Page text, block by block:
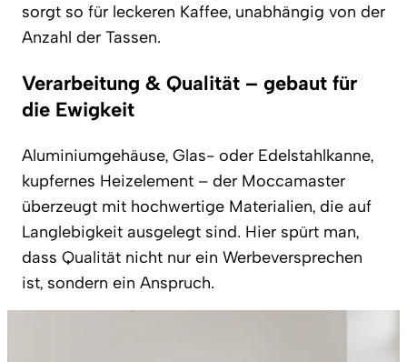
sorgt so für leckeren Kaffee, unabhängig von der
Anzahl der Tassen.
Verarbeitung & Qualität – gebaut für
die Ewigkeit
Aluminiumgehäuse, Glas- oder Edelstahlkanne,
kupfernes Heizelement – der Moccamaster
überzeugt mit hochwertige Materialien, die auf
Langlebigkeit ausgelegt sind. Hier spürt man,
dass Qualität nicht nur ein Werbeversprechen
ist, sondern ein Anspruch.